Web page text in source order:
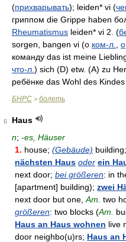
(прихварывать); leiden* vi (
гриппом die Grippe haben
Rheumatismus leiden* vi 2. (
sorgen, bangen vi (о ком-л. о
команду das ist meine
что-л. ) sich (D) etw. (A) zu
ребёнке das Wohl des
БНРС > болеть
6
Haus
n; -es, Häuser
1. house; (Gebäude) building;
nächsten Haus oder ein
next door; bei größeren: in
[apartment] building); zwei
next door but one, Am. two
größeren: two blocks (Am.
Haus an Haus wohnen live
door neighbo(u)rs; Haus an